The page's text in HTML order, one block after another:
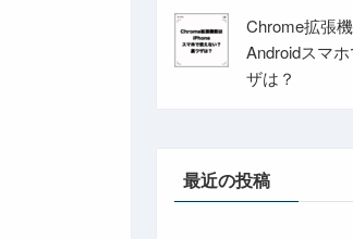
Chrome拡張
Androidスマ
ザは？
最近の投稿